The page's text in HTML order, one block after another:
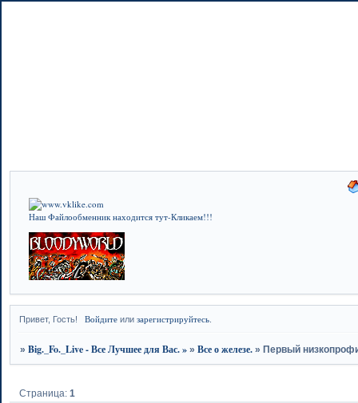
Наш Файлообменник находится тут-Кликаем!!!
Привет, Гость! Войдитеили зарегистрируйтесь.
»Big._Fo._Live - Все Лучшее для Вас. » »Все о железе. »Первый
Страница:1